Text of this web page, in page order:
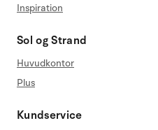
Inspiration
Sol og Strand
Huvudkontor
Plus
Kundservice